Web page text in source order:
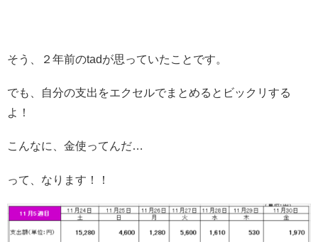
そう、２年前のtadが思っていたことです。
でも、自分の支出をエクセルでまとめるとビックリする
よ！
こんなに、金使ってんだ…
って、なります！！